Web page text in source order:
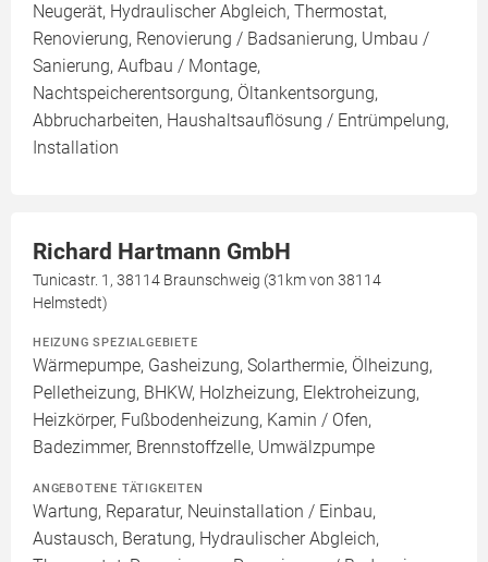
Neugerät, Hydraulischer Abgleich, Thermostat,
Renovierung, Renovierung / Badsanierung, Umbau /
Sanierung, Aufbau / Montage,
Nachtspeicherentsorgung, Öltankentsorgung,
Abbrucharbeiten, Haushaltsauflösung / Entrümpelung,
Installation
Richard Hartmann GmbH
Tunicastr. 1, 38114 Braunschweig (31km von 38114
Helmstedt)
HEIZUNG SPEZIALGEBIETE
Wärmepumpe, Gasheizung, Solarthermie, Ölheizung,
Pelletheizung, BHKW, Holzheizung, Elektroheizung,
Heizkörper, Fußbodenheizung, Kamin / Ofen,
Badezimmer, Brennstoffzelle, Umwälzpumpe
ANGEBOTENE TÄTIGKEITEN
Wartung, Reparatur, Neuinstallation / Einbau,
Austausch, Beratung, Hydraulischer Abgleich,